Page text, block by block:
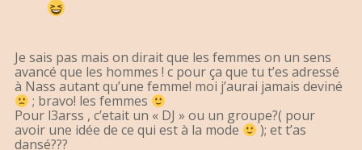
Je sais pas mais on dirait que les femmes on un sens
avancé que les hommes ! c pour ça que tu t’es adressé
à Nass autant qu’une femme! moi j’aurai jamais deviné
; bravo! les femmes
Pour l3arss , c’etait un « DJ » ou un groupe?( pour
avoir une idée de ce qui est à la mode
); et t’as
dansé???